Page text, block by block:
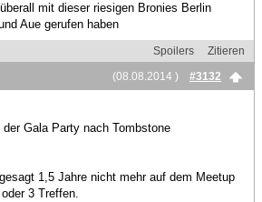
mit dieser riesigen Bronies Berlin
Aue gerufen haben
Spoilers
Zitieren
(08.08.2014 )
#3132
Gala Party nach Tombstone
1,5 Jahre nicht mehr auf dem Meetup
3 Treffen.